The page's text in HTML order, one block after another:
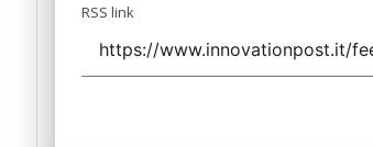
RSS link